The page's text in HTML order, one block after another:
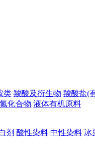
类 羧酸及衍生物 羧酸盐(
化合物 液体有机原料
剂 酸性染料 中性染料 冰